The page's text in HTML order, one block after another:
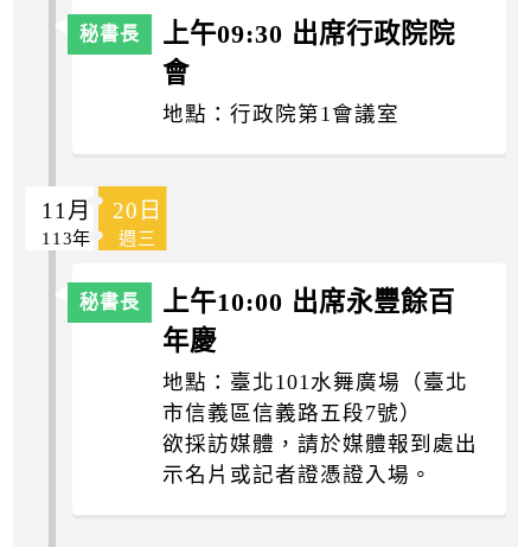
上午09:30 出席行政院院
會
地點：行政院第1會議室
11月 20日
113年 週三
上午10:00 出席永豐餘百
年慶
地點：臺北101水舞廣場（臺北
市信義區信義路五段7號）
欲採訪媒體，請於媒體報到處出
示名片或記者證憑證入場。